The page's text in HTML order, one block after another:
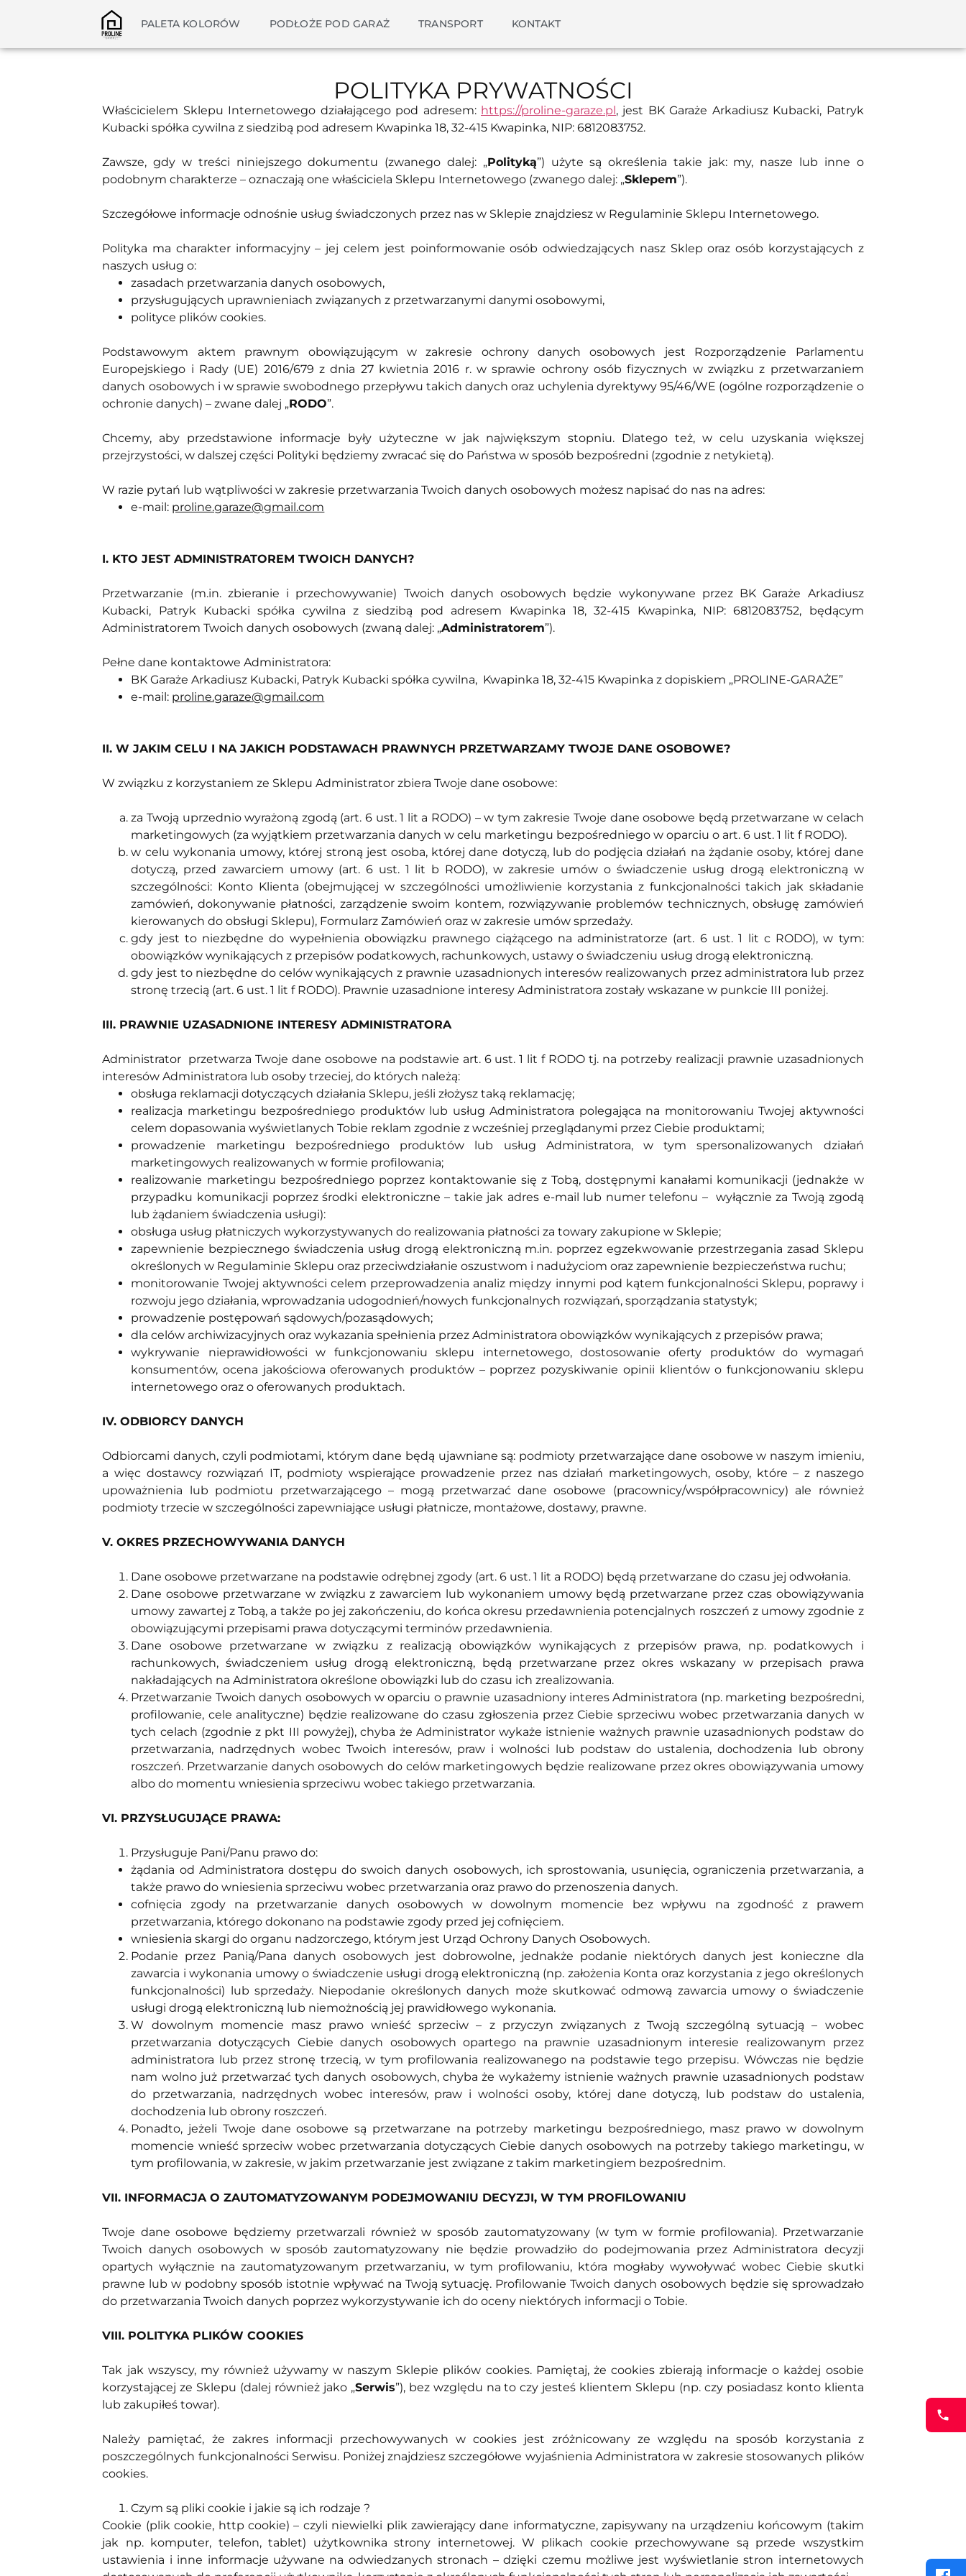
PALETA KOLORÓW PODŁOŻE POD GARAŻ TRANSPORT KONTAKT
POLITYKA PRYWATNOŚCI
Właścicielem Sklepu Internetowego działającego pod adresem: https://proline-garaze.pl, jest BK Garaże Arkadiusz Kubacki, Patryk
Kubacki spółka cywilna z siedzibą pod adresem Kwapinka 18, 32-415 Kwapinka, NIP: 6812083752.
Zawsze, gdy w treści niniejszego dokumentu (zwanego dalej: „Polityką”) użyte są określenia takie jak: my, nasze lub inne o
podobnym charakterze – oznaczają one właściciela Sklepu Internetowego (zwanego dalej: „Sklepem”).
Szczegółowe informacje odnośnie usług świadczonych przez nas w Sklepie znajdziesz w Regulaminie Sklepu Internetowego.
Polityka ma charakter informacyjny – jej celem jest poinformowanie osób odwiedzających nasz Sklep oraz osób korzystających z
naszych usług o:
zasadach przetwarzania danych osobowych,
przysługujących uprawnieniach związanych z przetwarzanymi danymi osobowymi,
polityce plików cookies.
Podstawowym aktem prawnym obowiązującym w zakresie ochrony danych osobowych jest Rozporządzenie Parlamentu
Europejskiego i Rady (UE) 2016/679 z dnia 27 kwietnia 2016 r. w sprawie ochrony osób fizycznych w związku z przetwarzaniem
danych osobowych i w sprawie swobodnego przepływu takich danych oraz uchylenia dyrektywy 95/46/WE (ogólne rozporządzenie o
ochronie danych) – zwane dalej „RODO”.
Chcemy, aby przedstawione informacje były użyteczne w jak największym stopniu. Dlatego też, w celu uzyskania większej
przejrzystości, w dalszej części Polityki będziemy zwracać się do Państwa w sposób bezpośredni (zgodnie z netykietą).
W razie pytań lub wątpliwości w zakresie przetwarzania Twoich danych osobowych możesz napisać do nas na adres:
e-mail: proline.garaze@gmail.com
I. KTO JEST ADMINISTRATOREM TWOICH DANYCH?
Przetwarzanie (m.in. zbieranie i przechowywanie) Twoich danych osobowych będzie wykonywane przez BK Garaże Arkadiusz
Kubacki, Patryk Kubacki spółka cywilna z siedzibą pod adresem Kwapinka 18, 32-415 Kwapinka, NIP: 6812083752, będącym
Administratorem Twoich danych osobowych (zwaną dalej: „Administratorem”).
Pełne dane kontaktowe Administratora:
BK Garaże Arkadiusz Kubacki, Patryk Kubacki spółka cywilna, Kwapinka 18, 32-415 Kwapinka z dopiskiem „PROLINE-GARAŻE”
e-mail: proline.garaze@gmail.com
II. W JAKIM CELU I NA JAKICH PODSTAWACH PRAWNYCH PRZETWARZAMY TWOJE DANE OSOBOWE?
W związku z korzystaniem ze Sklepu Administrator zbiera Twoje dane osobowe:
za Twoją uprzednio wyrażoną zgodą (art. 6 ust. 1 lit a RODO) – w tym zakresie Twoje dane osobowe będą przetwarzane w celach
marketingowych (za wyjątkiem przetwarzania danych w celu marketingu bezpośredniego w oparciu o art. 6 ust. 1 lit f RODO).
w celu wykonania umowy, której stroną jest osoba, której dane dotyczą, lub do podjęcia działań na żądanie osoby, której dane
dotyczą, przed zawarciem umowy (art. 6 ust. 1 lit b RODO), w zakresie umów o świadczenie usług drogą elektroniczną w
szczególności: Konto Klienta (obejmującej w szczególności umożliwienie korzystania z funkcjonalności takich jak składanie
zamówień, dokonywanie płatności, zarządzenie swoim kontem, rozwiązywanie problemów technicznych, obsługę zamówień
kierowanych do obsługi Sklepu), Formularz Zamówień oraz w zakresie umów sprzedaży.
gdy jest to niezbędne do wypełnienia obowiązku prawnego ciążącego na administratorze (art. 6 ust. 1 lit c RODO), w tym:
obowiązków wynikających z przepisów podatkowych, rachunkowych, ustawy o świadczeniu usług drogą elektroniczną.
gdy jest to niezbędne do celów wynikających z prawnie uzasadnionych interesów realizowanych przez administratora lub przez
stronę trzecią (art. 6 ust. 1 lit f RODO). Prawnie uzasadnione interesy Administratora zostały wskazane w punkcie III poniżej.
III. PRAWNIE UZASADNIONE INTERESY ADMINISTRATORA
Administrator przetwarza Twoje dane osobowe na podstawie art. 6 ust. 1 lit f RODO tj. na potrzeby realizacji prawnie uzasadnionych
interesów Administratora lub osoby trzeciej, do których należą:
obsługa reklamacji dotyczących działania Sklepu, jeśli złożysz taką reklamację;
realizacja marketingu bezpośredniego produktów lub usług Administratora polegająca na monitorowaniu Twojej aktywności
celem dopasowania wyświetlanych Tobie reklam zgodnie z wcześniej przeglądanymi przez Ciebie produktami;
prowadzenie marketingu bezpośredniego produktów lub usług Administratora, w tym spersonalizowanych działań
marketingowych realizowanych w formie profilowania;
realizowanie marketingu bezpośredniego poprzez kontaktowanie się z Tobą, dostępnymi kanałami komunikacji (jednakże w
przypadku komunikacji poprzez środki elektroniczne – takie jak adres e-mail lub numer telefonu – wyłącznie za Twoją zgodą
lub żądaniem świadczenia usługi):
obsługa usług płatniczych wykorzystywanych do realizowania płatności za towary zakupione w Sklepie;
zapewnienie bezpiecznego świadczenia usług drogą elektroniczną m.in. poprzez egzekwowanie przestrzegania zasad Sklepu
określonych w Regulaminie Sklepu oraz przeciwdziałanie oszustwom i nadużyciom oraz zapewnienie bezpieczeństwa ruchu;
monitorowanie Twojej aktywności celem przeprowadzenia analiz między innymi pod kątem funkcjonalności Sklepu, poprawy i
rozwoju jego działania, wprowadzania udogodnień/nowych funkcjonalnych rozwiązań, sporządzania statystyk;
prowadzenie postępowań sądowych/pozasądowych;
dla celów archiwizacyjnych oraz wykazania spełnienia przez Administratora obowiązków wynikających z przepisów prawa;
wykrywanie nieprawidłowości w funkcjonowaniu sklepu internetowego, dostosowanie oferty produktów do wymagań
konsumentów, ocena jakościowa oferowanych produktów – poprzez pozyskiwanie opinii klientów o funkcjonowaniu sklepu
internetowego oraz o oferowanych produktach.
IV. ODBIORCY DANYCH
Odbiorcami danych, czyli podmiotami, którym dane będą ujawniane są: podmioty przetwarzające dane osobowe w naszym imieniu,
a więc dostawcy rozwiązań IT, podmioty wspierające prowadzenie przez nas działań marketingowych, osoby, które – z naszego
upoważnienia lub podmiotu przetwarzającego – mogą przetwarzać dane osobowe (pracownicy/współpracownicy) ale również
podmioty trzecie w szczególności zapewniające usługi płatnicze, montażowe, dostawy, prawne.
V. OKRES PRZECHOWYWANIA DANYCH
Dane osobowe przetwarzane na podstawie odrębnej zgody (art. 6 ust. 1 lit a RODO) będą przetwarzane do czasu jej odwołania.
Dane osobowe przetwarzane w związku z zawarciem lub wykonaniem umowy będą przetwarzane przez czas obowiązywania
umowy zawartej z Tobą, a także po jej zakończeniu, do końca okresu przedawnienia potencjalnych roszczeń z umowy zgodnie z
obowiązującymi przepisami prawa dotyczącymi terminów przedawnienia.
Dane osobowe przetwarzane w związku z realizacją obowiązków wynikających z przepisów prawa, np. podatkowych i
rachunkowych, świadczeniem usług drogą elektroniczną, będą przetwarzane przez okres wskazany w przepisach prawa
nakładających na Administratora określone obowiązki lub do czasu ich zrealizowania.
Przetwarzanie Twoich danych osobowych w oparciu o prawnie uzasadniony interes Administratora (np. marketing bezpośredni,
profilowanie, cele analityczne) będzie realizowane do czasu zgłoszenia przez Ciebie sprzeciwu wobec przetwarzania danych w
tych celach (zgodnie z pkt III powyżej), chyba że Administrator wykaże istnienie ważnych prawnie uzasadnionych podstaw do
przetwarzania, nadrzędnych wobec Twoich interesów, praw i wolności lub podstaw do ustalenia, dochodzenia lub obrony
roszczeń. Przetwarzanie danych osobowych do celów marketingowych będzie realizowane przez okres obowiązywania umowy
albo do momentu wniesienia sprzeciwu wobec takiego przetwarzania.
VI. PRZYSŁUGUJĄCE PRAWA:
Przysługuje Pani/Panu prawo do:
żądania od Administratora dostępu do swoich danych osobowych, ich sprostowania, usunięcia, ograniczenia przetwarzania, a
także prawo do wniesienia sprzeciwu wobec przetwarzania oraz prawo do przenoszenia danych.
cofnięcia zgody na przetwarzanie danych osobowych w dowolnym momencie bez wpływu na zgodność z prawem
przetwarzania, którego dokonano na podstawie zgody przed jej cofnięciem.
wniesienia skargi do organu nadzorczego, którym jest Urząd Ochrony Danych Osobowych.
Podanie przez Panią/Pana danych osobowych jest dobrowolne, jednakże podanie niektórych danych jest konieczne dla
zawarcia i wykonania umowy o świadczenie usługi drogą elektroniczną (np. założenia Konta oraz korzystania z jego określonych
funkcjonalności) lub sprzedaży. Niepodanie określonych danych może skutkować odmową zawarcia umowy o świadczenie
usługi drogą elektroniczną lub niemożnością jej prawidłowego wykonania.
W dowolnym momencie masz prawo wnieść sprzeciw – z przyczyn związanych z Twoją szczególną sytuacją – wobec
przetwarzania dotyczących Ciebie danych osobowych opartego na prawnie uzasadnionym interesie realizowanym przez
administratora lub przez stronę trzecią, w tym profilowania realizowanego na podstawie tego przepisu. Wówczas nie będzie
nam wolno już przetwarzać tych danych osobowych, chyba że wykażemy istnienie ważnych prawnie uzasadnionych podstaw
do przetwarzania, nadrzędnych wobec interesów, praw i wolności osoby, której dane dotyczą, lub podstaw do ustalenia,
dochodzenia lub obrony roszczeń.
Ponadto, jeżeli Twoje dane osobowe są przetwarzane na potrzeby marketingu bezpośredniego, masz prawo w dowolnym
momencie wnieść sprzeciw wobec przetwarzania dotyczących Ciebie danych osobowych na potrzeby takiego marketingu, w
tym profilowania, w zakresie, w jakim przetwarzanie jest związane z takim marketingiem bezpośrednim.
VII. INFORMACJA O ZAUTOMATYZOWANYM PODEJMOWANIU DECYZJI, W TYM PROFILOWANIU
Twoje dane osobowe będziemy przetwarzali również w sposób zautomatyzowany (w tym w formie profilowania). Przetwarzanie
Twoich danych osobowych w sposób zautomatyzowany nie będzie prowadziło do podejmowania przez Administratora decyzji
opartych wyłącznie na zautomatyzowanym przetwarzaniu, w tym profilowaniu, która mogłaby wywoływać wobec Ciebie skutki
prawne lub w podobny sposób istotnie wpływać na Twoją sytuację. Profilowanie Twoich danych osobowych będzie się sprowadzało
do przetwarzania Twoich danych poprzez wykorzystywanie ich do oceny niektórych informacji o Tobie.
VIII. POLITYKA PLIKÓW COOKIES
Tak jak wszyscy, my również używamy w naszym Sklepie plików cookies. Pamiętaj, że cookies zbierają informacje o każdej osobie
korzystającej ze Sklepu (dalej również jako „Serwis”), bez względu na to czy jesteś klientem Sklepu (np. czy posiadasz konto klienta
lub zakupiłeś towar).
Należy pamiętać, że zakres informacji przechowywanych w cookies jest zróżnicowany ze względu na sposób korzystania z
poszczególnych funkcjonalności Serwisu. Poniżej znajdziesz szczegółowe wyjaśnienia Administratora w zakresie stosowanych plików
cookies.
Czym są pliki cookie i jakie są ich rodzaje ?
Cookie (plik cookie, http cookie) – czyli niewielki plik zawierający dane informatyczne, zapisywany na urządzeniu końcowym (takim
jak np. komputer, telefon, tablet) użytkownika strony internetowej. W plikach cookie przechowywane są przede wszystkim
ustawienia i inne informacje używane na odwiedzanych stronach – dzięki czemu możliwe jest wyświetlanie stron internetowych